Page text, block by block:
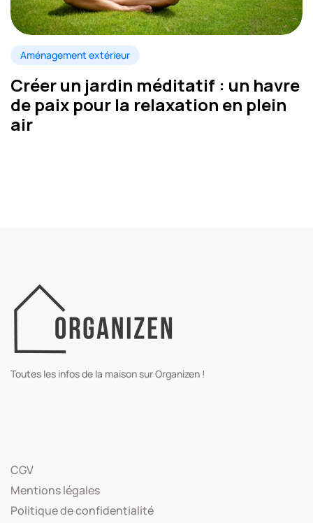
Aménagement extérieur
Créer un jardin méditatif : un havre
de paix pour la relaxation en plein
air
Toutes les infos de la maison sur Organizen !
CGV
Mentions légales
Politique de confidentialité